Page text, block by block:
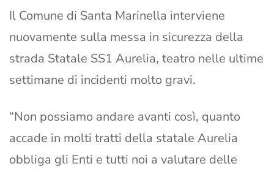
Il Comune di Santa Marinella interviene
nuovamente sulla messa in sicurezza della
strada Statale SS1 Aurelia, teatro nelle ultime
settimane di incidenti molto gravi.
“Non possiamo andare avanti così, quanto
accade in molti tratti della statale Aurelia
obbliga gli Enti e tutti noi a valutare delle